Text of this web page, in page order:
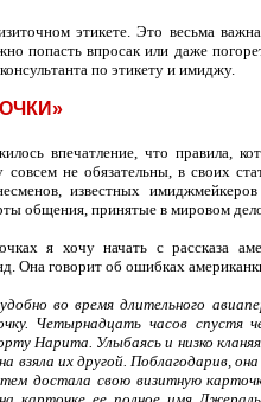
этикете. Это весьма
попасть впросак или даже
по этикету и имиджу.
впечатление, что правила,
не обязательны, в своих
известных
общения, принятые в мировом
я хочу начать с рассказа
Она говорит об ошибках
во время длительного
Четырнадцать часов спустя
Нарита. Улыбаясь и низко
взяла их другой. Поблагодарив,
достала свою визитную